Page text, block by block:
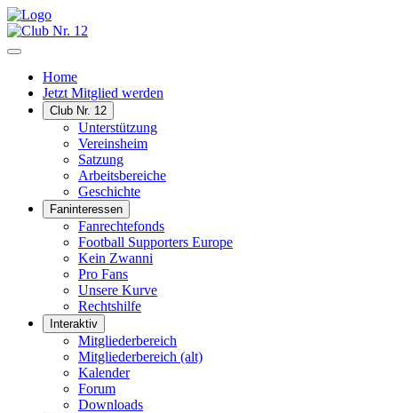
Home
Jetzt Mitglied werden
Club Nr. 12
Unterstützung
Vereinsheim
Satzung
Arbeitsbereiche
Geschichte
Faninteressen
Fanrechtefonds
Football Supporters Europe
Kein Zwanni
Pro Fans
Unsere Kurve
Rechtshilfe
Interaktiv
Mitgliederbereich
Mitgliederbereich (alt)
Kalender
Forum
Downloads